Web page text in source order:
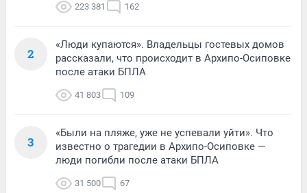
223 381 162
2
«Люди купаются». Владельцы гостевых домов
рассказали, что происходит в Архипо-Осиповке
после атаки БПЛА
41 803 109
3
«Были на пляже, уже не успевали уйти». Что
известно о трагедии в Архипо-Осиповке —
люди погибли после атаки БПЛА
31 500 67